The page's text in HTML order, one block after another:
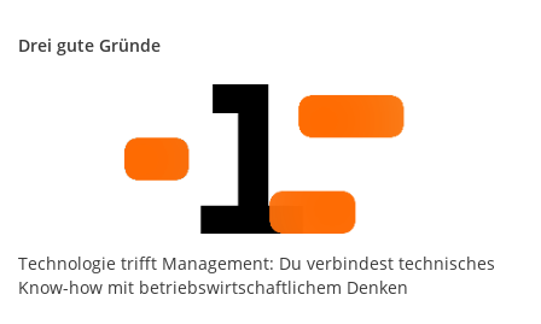
Drei gute Gründe
Technologie trifft Management: Du verbindest technisches
Know-how mit betriebswirtschaftlichem Denken